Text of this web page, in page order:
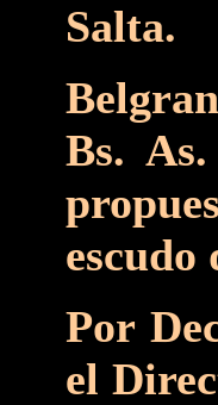
Salta.
Bs.
escudo
Por
el